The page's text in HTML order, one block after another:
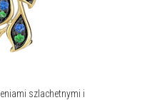
szlachetnymi i